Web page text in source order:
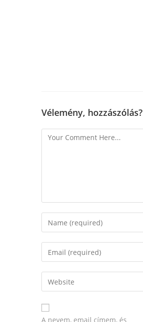
Vélemény, hozzászólás?
A nevem, email címem, és